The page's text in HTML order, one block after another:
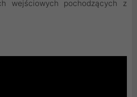
wejściowych pochodzących z